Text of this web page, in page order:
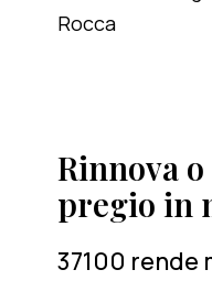
Rinnova
pregio in
37100 rende